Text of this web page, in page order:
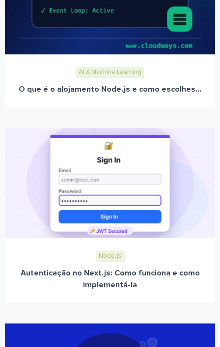
AI & Machine Learning
O que é o alojamento Node.js e como escolhes...
Node.js
Autenticação no Next.js: Como funciona e como
implementá-la